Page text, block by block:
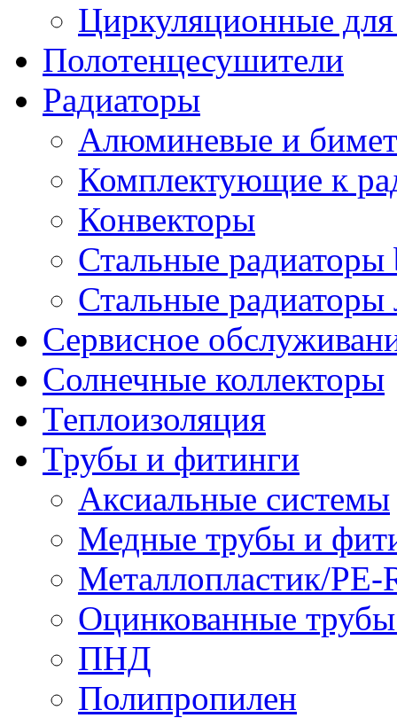
Циркуляционные для
Полотенцесушители
Радиаторы
Алюминевые и
Комплектующие к
Конвекторы
Стальные радиаторы
Стальные радиаторы
Сервисное
Солнечные коллекторы
Теплоизоляция
Трубы и фитинги
Аксиальные системы
Медные трубы и
Металлопластик/
Оцинкованные
ПНД
Полипропилен